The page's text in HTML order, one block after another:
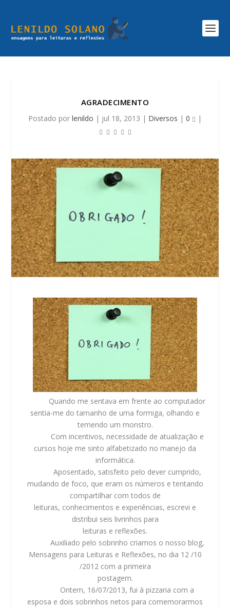
AGRADECIMENTO
Postado por lenildo | jul 18, 2013 | Diversos | 0 |
Quando me sentava em frente ao computador
sentia-me do tamanho de uma formiga, olhando e
temendo um monstro.
Com incentivos, necessidade de atualização e
cursos hoje me sinto alfabetizado no manejo da
informática.
Aposentado, satisfeito pelo dever cumprido,
mudando de foco, que eram os números e tentando
compartilhar com todos de
leituras, conhecimentos e experiências, escrevi e
distribui seis livrinhos para
leituras e reflexões.
Auxiliado pelo sobrinho criamos o nosso blog,
Mensagens para Leituras e Reflexões, no dia 12 /10
/2012 com a primeira
postagem.
Ontem, 16/07/2013, fui à pizzaria com a
esposa e dois sobrinhos netos para comemorarmos